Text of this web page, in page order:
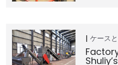
ケース